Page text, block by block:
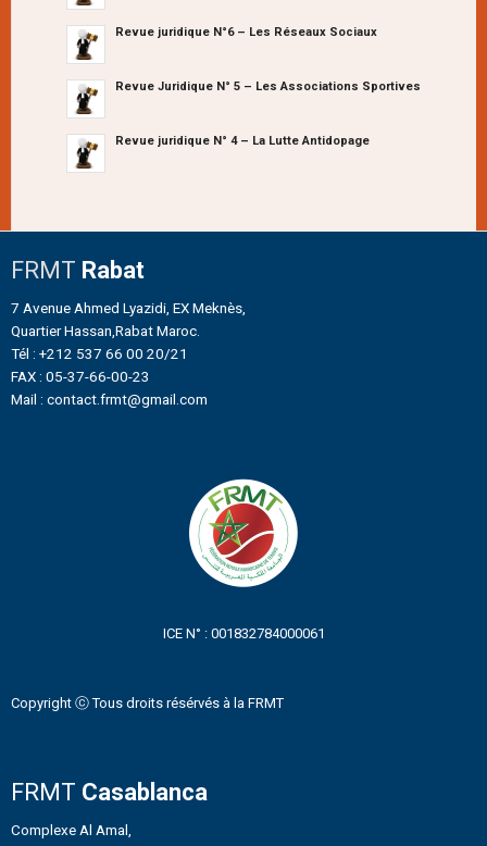
Revue juridique N°6 – Les Réseaux Sociaux
Revue Juridique N° 5 – Les Associations Sportives
Revue juridique N° 4 – La Lutte Antidopage
FRMT Rabat
7 Avenue Ahmed Lyazidi, EX Meknès,
Quartier Hassan,Rabat Maroc.
Tél : +212 537 66 00 20/21
FAX : 05-37-66-00-23
Mail : contact.frmt@gmail.com
ICE N° : 001832784000061
Copyright ⓒ Tous droits résérvés à la FRMT
FRMT Casablanca
Complexe Al Amal,